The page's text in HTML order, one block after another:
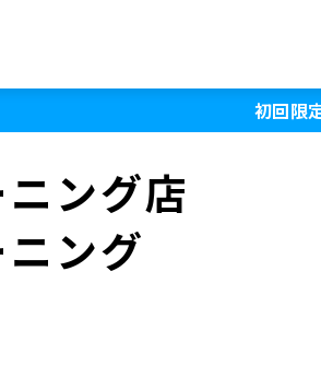
初回限
ング店
ング